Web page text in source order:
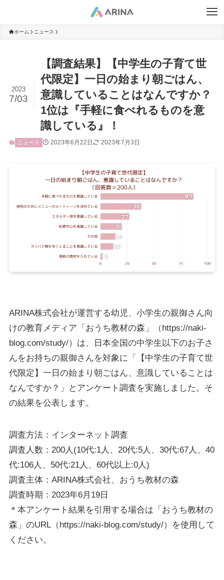
ホーム ニュース
【調査結果】【中学生の子育て世
代限定】一日の始まり朝ごはん、
意識していることはなんですか？
1位は『手軽に食べれるものを意
識している』！
2023
7/03
ニュース 2023年6月22日 2023年7月3日
ARINA株式会社が運営する幼児、小学生の親御さん向
けの教育メディア「おうち教材の森」（https://naki-
blog.com/study/）は、日本全国の中学生以下のお子さ
んをお持ちの親御さんを対象に「【中学生の子育て世
代限定】一日の始まり朝ごはん、意識していることは
なんですか？」とアンケート調査を実施しました。そ
の結果を公表します。
調査方法：インターネット調査
調査人数：200人(10代:1人、20代:5人、30代:67人、40
代:106人、50代:21人、60代以上:0人)
調査主体：ARINA株式会社、おうち教材の森
調査時期：2023年6月19日
＊本アンケート結果を引用する場合は「おうち教材の
森」のURL（https://naki-blog.com/study/）を使用して
ください。